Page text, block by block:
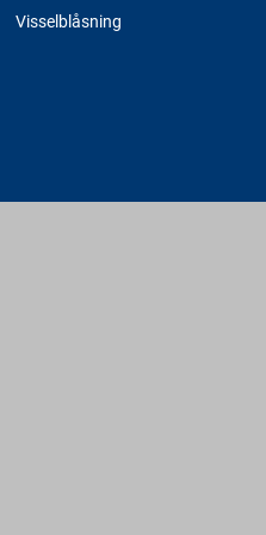
Visselblåsning